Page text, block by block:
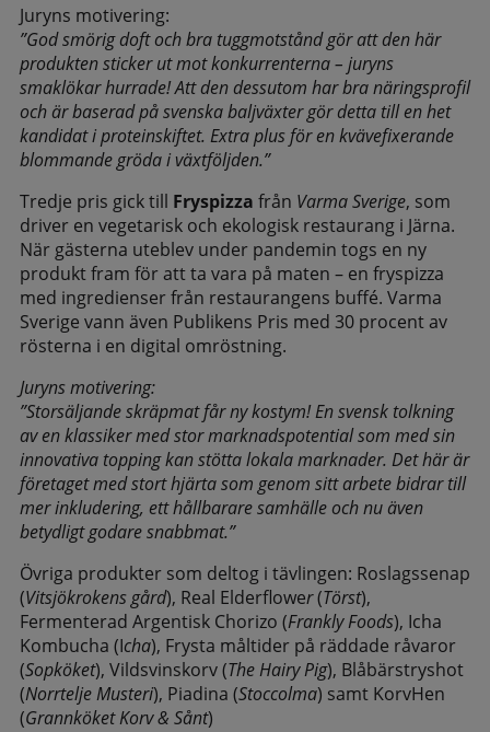
Juryns motivering:
”God smörig doft och bra tuggmotstånd gör att den här
produkten sticker ut mot konkurrenterna – juryns
smaklökar hurrade! Att den dessutom har bra näringsprofil
och är baserad på svenska baljväxter gör detta till en het
kandidat i proteinskiftet. Extra plus för en kvävefixerande
blommande gröda i växtföljden.”
Tredje pris gick till Fryspizza från Varma Sverige, som
driver en vegetarisk och ekologisk restaurang i Järna.
När gästerna uteblev under pandemin togs en ny
produkt fram för att ta vara på maten – en fryspizza
med ingredienser från restaurangens buffé. Varma
Sverige vann även Publikens Pris med 30 procent av
rösterna i en digital omröstning.
Juryns motivering:
”Storsäljande skräpmat får ny kostym! En svensk tolkning
av en klassiker med stor marknadspotential som med sin
innovativa topping kan stötta lokala marknader. Det här är
företaget med stort hjärta som genom sitt arbete bidrar till
mer inkludering, ett hållbarare samhälle och nu även
betydligt godare snabbmat.”
Övriga produkter som deltog i tävlingen: Roslagssenap
(Vitsjökrokens gård), Real Elderflower(Törst),
Fermenterad Argentisk Chorizo (Frankly Foods), Icha
Kombucha (Icha), Frysta måltider på räddade råvaror
(Sopköket), Vildsvinskorv (The Hairy Pig), Blåbärstryshot
(Norrtelje Musteri), Piadina (Stoccolma) samt KorvHen
(Grannköket Korv & Sånt)